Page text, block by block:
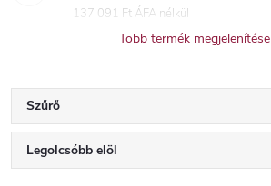
137 091 Ft ÁFA nélkül
Több termék megjelenítése
Szűrő
T
Legolcsóbb elöl